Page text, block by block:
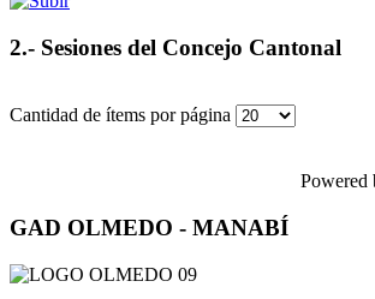
2.- Sesiones del Concejo Cantonal
Cantidad de ítems por página
Powered
GAD OLMEDO - MANABÍ